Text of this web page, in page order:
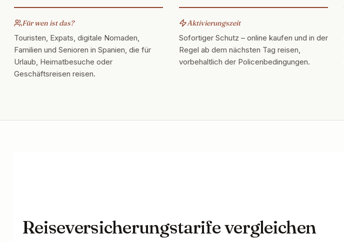
Für wen ist das?
Touristen, Expats, digitale Nomaden,
Familien und Senioren in Spanien, die für
Urlaub, Heimatbesuche oder
Geschäftsreisen reisen.
Aktivierungszeit
Sofortiger Schutz – online kaufen und in der
Regel ab dem nächsten Tag reisen,
vorbehaltlich der Policenbedingungen.
Reiseversicherungstarife vergleichen